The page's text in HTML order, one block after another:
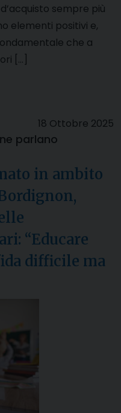
sempre più
elementi positivi e,
che a
[…]
18 Ottobre 2025
parlano
in ambito
“Educare
difficile ma